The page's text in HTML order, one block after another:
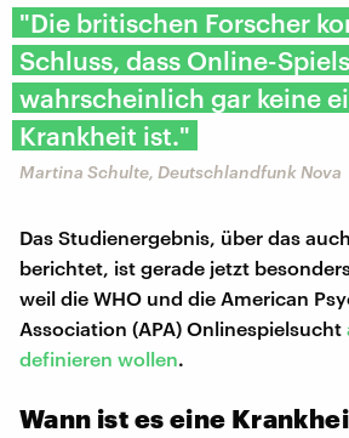
"Die britischen Forscher
Schluss, dass Online-
wahrscheinlich gar keine
Krankheit ist."
Martina Schulte, Deutschlandfunk Nova
Das Studienergebnis, über das
berichtet, ist gerade jetzt
weil die WHO und die American
Association (APA) Onlinespielsucht
definieren wollen.
Wann ist es eine